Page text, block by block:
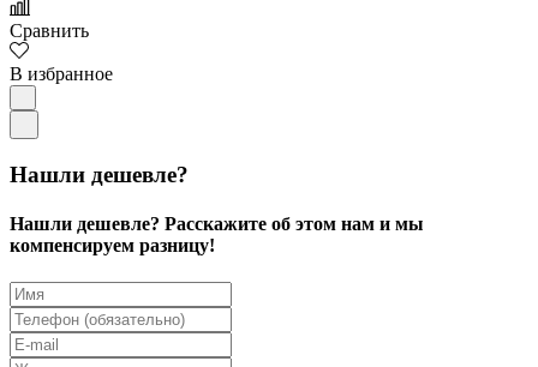
Сравнить
В избранное
Нашли дешевле?
Нашли дешевле? Расскажите об этом нам и мы
компенсируем разницу!